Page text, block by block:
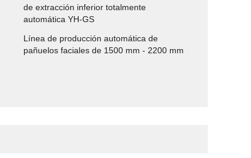
de extracción inferior totalmente
automática YH-GS
Línea de producción automática de
pañuelos faciales de 1500 mm - 2200 mm